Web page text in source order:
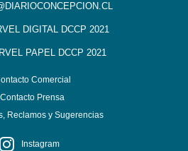
DIGITAL DCCP 2021
PAPEL DCCP 2021
Comercial
Contacto Prensa
Reclamos y Sugerencias
Instagram